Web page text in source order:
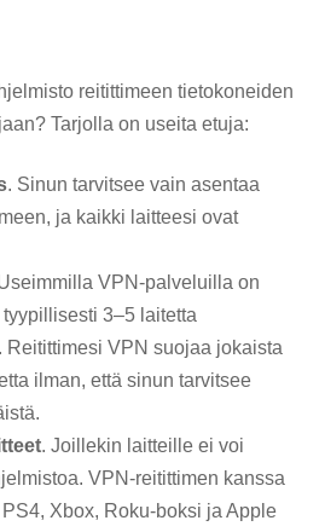
reitittimeen tietokoneiden
Tarjolla on useita etuja:
. Sinun tarvitsee vain asentaa
ja kaikki laitteesi ovat
VPN-palveluilla on
3–5 laitetta
Reitittimesi VPN suojaa jokaista
ilman, että sinun tarvitsee
. Joillekin laitteille ei voi
VPN-reitittimen kanssa
Xbox, Roku-boksi ja Apple